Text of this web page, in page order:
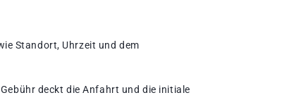
Standort, Uhrzeit und dem
deckt die Anfahrt und die initiale